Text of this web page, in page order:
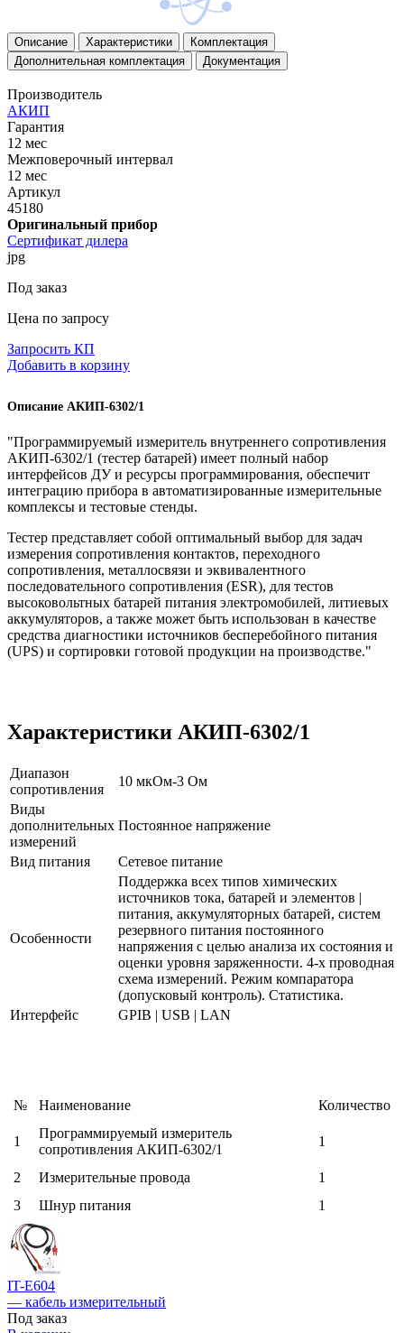
Описание Характеристики
Комплектация
Дополнительная комплектация
Документация
Производитель
АКИП
Гарантия
12 мес
Межповерочный интервал
12 мес
Артикул
45180
Оригинальный прибор
Сертификат дилера
jpg
Под заказ
Цена по запросу
Запросить КП
Добавить в корзину
Описание АКИП-6302/1
"Программируемый измеритель внутреннего сопротивления
АКИП-6302/1 (тестер батарей) имеет полный набор
интерфейсов ДУ и ресурсы программирования, обеспечит
интеграцию прибора в автоматизированные измерительные
комплексы и тестовые стенды.
Тестер представляет собой оптимальный выбор для задач
измерения сопротивления контактов, переходного
сопротивления, металлосвязи и эквивалентного
последовательного сопротивления (ESR), для тестов
высоковольтных батарей питания электромобилей, литиевых
аккумуляторов, а также может быть использован в качестве
средства диагностики источников бесперебойного питания
(UPS) и сортировки готовой продукции на производстве."
Характеристики АКИП-6302/1
Диапазон
сопротивления
10 мкОм-3 Ом
Виды
дополнительных
измерений
Постоянное напряжение
Вид питания Сетевое питание
Особенности
Поддержка всех типов химических
источников тока, батарей и элементов |
питания, аккумуляторных батарей, систем
резервного питания постоянного
напряжения с целью анализа их состояния и
оценки уровня заряженности. 4-х проводная
схема измерений. Режим компаратора
(допусковый контроль). Статистика.
Интерфейс
GPIB | USB | LAN
№ Наименование Количество
1
Программируемый измеритель
сопротивления АКИП-6302/1
1
2 Измерительные провода
1
3
Шнур питания 1
IT-E604
— кабель измерительный
Под заказ